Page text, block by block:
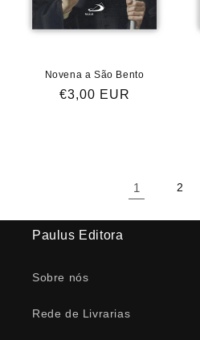
Novena a São Bento
Preço
€3,00 EUR
1 2
Paulus Editora
Sobre nós
Rede de Livrarias